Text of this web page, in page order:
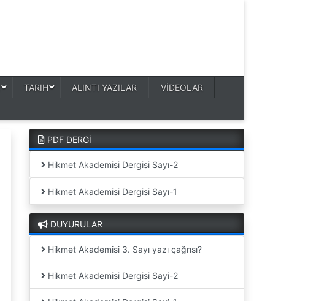
TARIH ALINTI YAZILAR VİDEOLAR
PDF DERGİ
Hikmet Akademisi Dergisi Sayı-2
Hikmet Akademisi Dergisi Sayı-1
DUYURULAR
Hikmet Akademisi 3. Sayı yazı çağrısı?
Hikmet Akademisi Dergisi Sayi-2